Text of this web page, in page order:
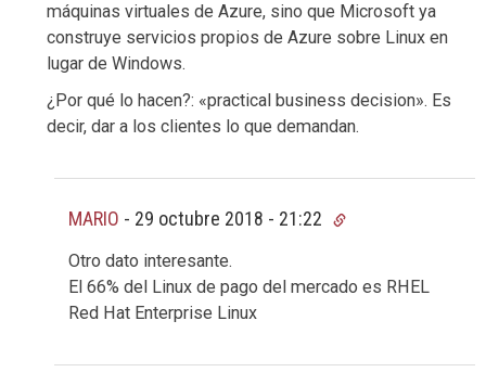
máquinas virtuales de Azure, sino que Microsoft ya
construye servicios propios de Azure sobre Linux en
lugar de Windows.
¿Por qué lo hacen?: «practical business decision». Es
decir, dar a los clientes lo que demandan.
MARIO - 29 octubre 2018 - 21:22
Otro dato interesante.
El 66% del Linux de pago del mercado es RHEL
Red Hat Enterprise Linux